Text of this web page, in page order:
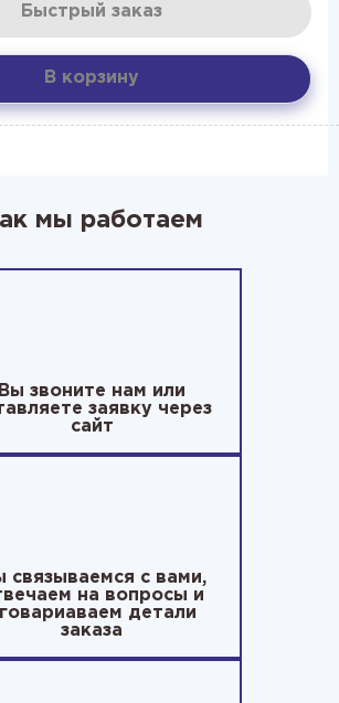
Быстрый заказ
В корзину
мы работаем
Вы звоните нам или
заявку через
сайт
связываемся с вами,
на вопросы и
детали
заказа